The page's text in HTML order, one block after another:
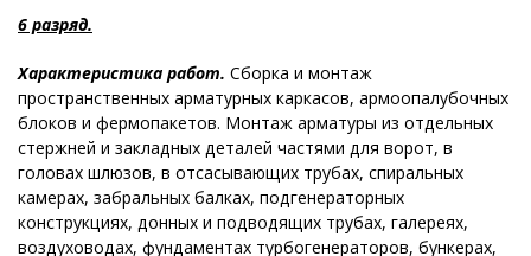
6 разряд.
Характеристика работ. Сборка и монтаж
пространственных арматурных каркасов, армоопалубочных
блоков и фермопакетов. Монтаж арматуры из отдельных
стержней и закладных деталей частями для ворот, в
головах шлюзов, в отсасывающих трубах, спиральных
камерах, забральных балках, подгенераторных
конструкциях, донных и подводящих трубах, галереях,
воздуховодах, фундаментах турбогенераторов, бункерах,